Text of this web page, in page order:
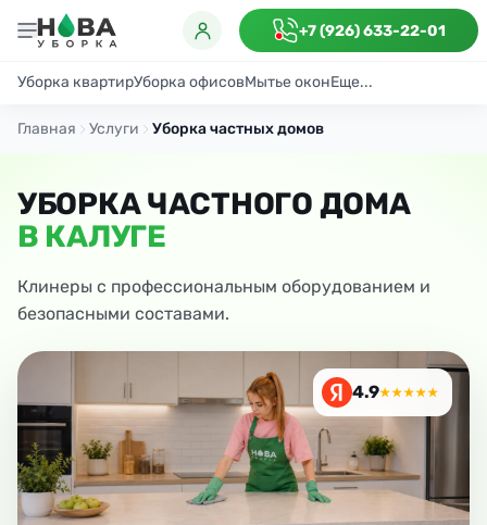
+7 (926) 633-22-01
Уборка квартирУборка офисовМытье оконЕще...
ГенеральнаяПоддерживающаяПосле ремонта
Главная Услуги Уборка частных домов
УБОРКА ЧАСТНОГО ДОМА
В КАЛУГЕ
Клинеры с профессиональным оборудованием и
безопасными составами.
4.9★★★★★